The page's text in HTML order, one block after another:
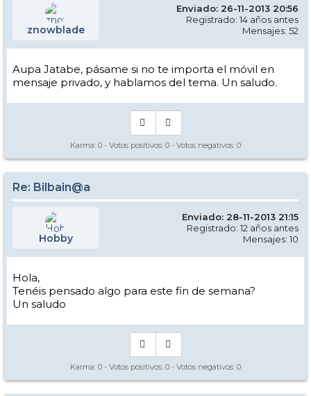
znowblade
Enviado: 26-11-2013 20:56
Registrado: 14 años antes
Mensajes: 52
Aupa Jatabe, pásame si no te importa el móvil en
mensaje privado, y hablamos del tema. Un saludo.
Karma: 0 - Votos positivos: 0 - Votos negativos: 0
Re: Bilbain@a
Hobby
Enviado: 28-11-2013 21:15
Registrado: 12 años antes
Mensajes: 10
Hola,
Tenéis pensado algo para este fin de semana?
Un saludo
Karma: 0 - Votos positivos: 0 - Votos negativos: 0